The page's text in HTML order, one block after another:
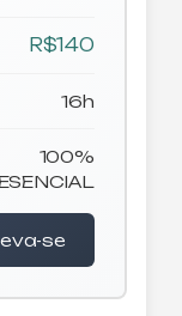
R$140
16h
100%
se